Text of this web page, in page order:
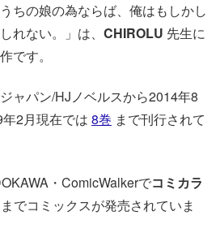
ちの娘の為ならば、俺はもしかし
れない。」は、 CHIROLU 先生に
です。
ャパン/HJノベルスから2014年8
2月現在では 8巻 まで刊行されて
・ComicWalkerでコミカラ
までコミックスが発売されていま